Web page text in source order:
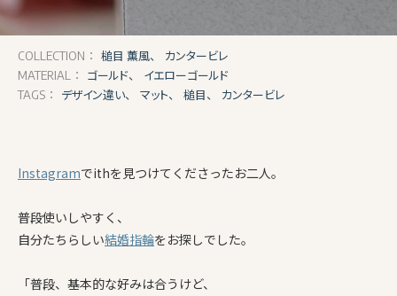
COLLECTION： 槌目 薫風、 カンタービレ
MATERIAL： ゴールド、 イエローゴールド
TAGS： デザイン違い、 マット、 槌目、 カンタービレ
Instagramでithを見つけてくださったお二人。
普段使いしやすく、
自分たちらしい結婚指輪をお探しでした。
「普段、基本的な好みは合うけど、